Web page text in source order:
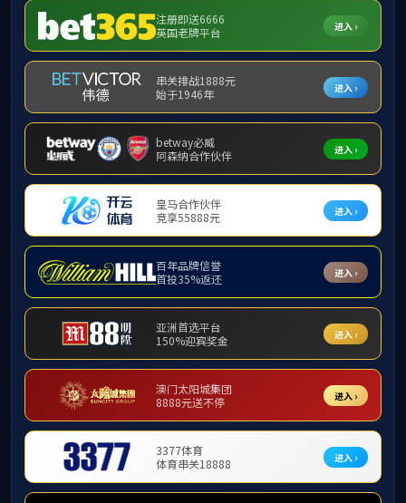
副教授
华山菁英副教
授
讲师
Jacob Bender (庄子修)
友情链接：